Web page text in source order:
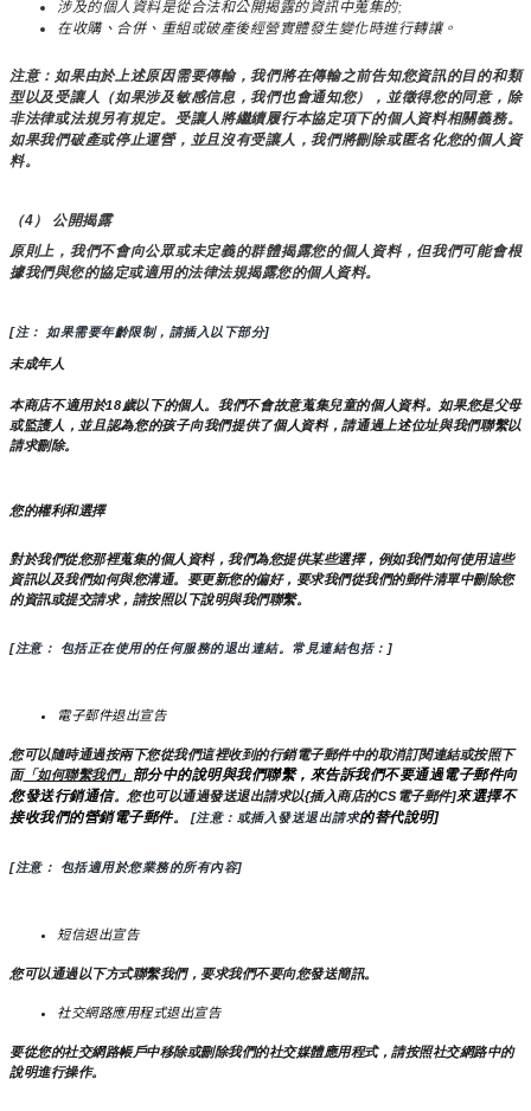
涉及的個人資料是從合法和公開揭露的資訊中蒐集的;
在收購、合併、重組或破產後經營實體發生變化時進行轉讓。
注意：如果由於上述原因需要傳輸，我們將在傳輸之前告知您資訊的目的和類
型以及受讓人（如果涉及敏感信息，我們也會通知您），並徵得您的同意，除
非法律或法規另有規定。受讓人將繼續履行本協定項下的個人資料相關義務。
如果我們破產或停止運營，並且沒有受讓人，我們將刪除或匿名化您的個人資
料。
（4） 公開揭露
原則上，我們不會向公眾或未定義的群體揭露您的個人資料，但我們可能會根
據我們與您的協定或適用的法律法規揭露您的個人資料。
[注： 如果需要年齡限制，請插入以下部分]
未成年人
本商店不適用於18歲以下的個人。我們不會故意蒐集兒童的個人資料。如果您是父母
或監護人，並且認為您的孩子向我們提供了個人資料，請通過上述位址與我們聯繫以
請求刪除。
您的權利和選擇
對於我們從您那裡蒐集的個人資料，我們為您提供某些選擇，例如我們如何使用這些
資訊以及我們如何與您溝通。要更新您的偏好，要求我們從我們的郵件清單中刪除您
的資訊或提交請求，請按照以下說明與我們聯繫。
[注意： 包括正在使用的任何服務的退出連結。常見連結包括：]
電子郵件退出宣告
您可以隨時通過按兩下您從我們這裡收到的行銷電子郵件中的取消訂閱連結或按照下
面「如何聯繫我們」 部分中的說明與我們聯繫，來告訴我們不要通過電子郵件向
您發送行銷通信。您也可以通過發送退出請求以{插入商店的CS電子郵件]來選擇不
接收我們的營銷電子郵件。 [注意：或插入發送退出請求的替代說明]
[注意： 包括適用於您業務的所有內容]
短信退出宣告
您可以通過以下方式聯繫我們，要求我們不要向您發送簡訊。
社交網路應用程式退出宣告
要從您的社交網路帳戶中移除或刪除我們的社交媒體應用程式，請按照社交網路中的
說明進行操作。